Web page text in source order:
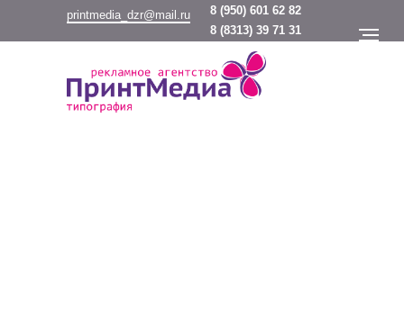
8 (950) 601 62 82
printmedia_dzr@mail.ru
8 (8313) 39 71 31